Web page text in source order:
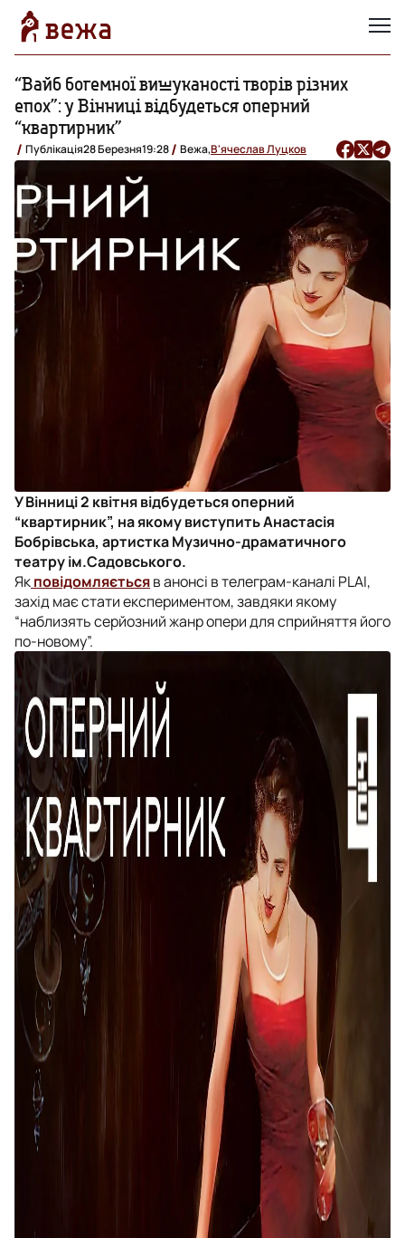
“Вайб богемної вишуканості творів різних
епох”: у Вінниці відбудеться оперний
“квартирник”
Публікація28 Березня19:28 Вежа,В'ячеслав Луцков
У Вінниці 2 квітня відбудеться оперний
“квартирник”, на якому виступить Анастасія
Бобрівська, артистка Музично-драматичного
театру ім.Садовського.
Якповідомляєтьсяв анонсі в телеграм-каналі PLAI,
захід має стати експериментом, завдяки якому
“наблизять серйозний жанр опери для сприйняття його
по-новому”.